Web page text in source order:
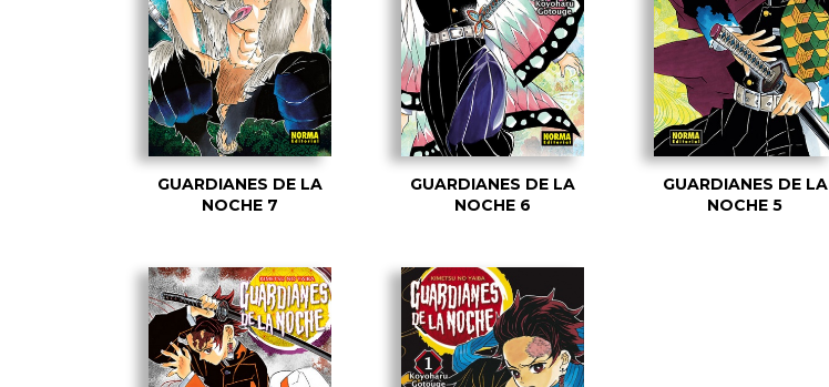
GUARDIANES DE LA
NOCHE 7
GUARDIANES DE LA
NOCHE 6
GUARDIANES DE LA
NOCHE 5